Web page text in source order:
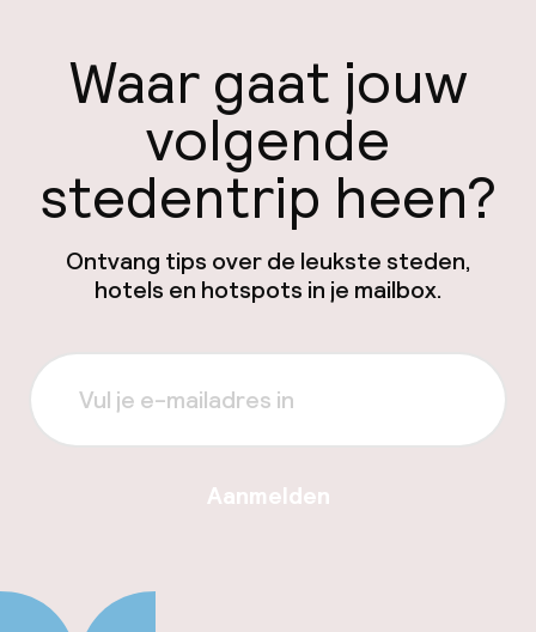
Waar gaat jouw
volgende
stedentrip heen?
Ontvang tips over de leukste steden,
hotels en hotspots in je mailbox.
Aanmelden